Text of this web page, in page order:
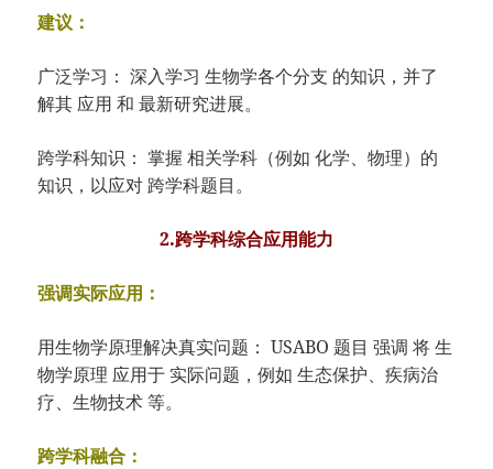
建议：
广泛学习： 深入学习 生物学各个分支 的知识，并了
解其 应用 和 最新研究进展。
跨学科知识： 掌握 相关学科（例如 化学、物理）的
知识，以应对 跨学科题目。
2.跨学科综合应用能力
强调实际应用：
用生物学原理解决真实问题： USABO 题目 强调 将 生
物学原理 应用于 实际问题，例如 生态保护、疾病治
疗、生物技术 等。
跨学科融合：